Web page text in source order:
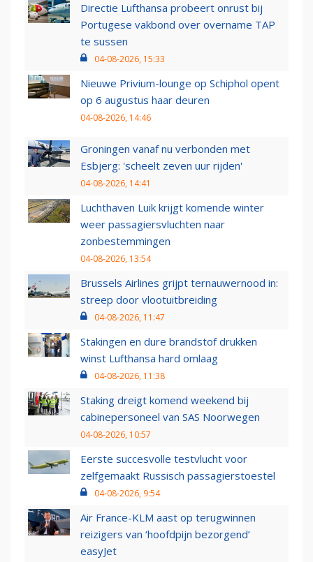
Directie Lufthansa probeert onrust bij
Portugese vakbond over overname TAP
te sussen
04-08-2026, 15:33
Nieuwe Privium-lounge op Schiphol opent
op 6 augustus haar deuren
04-08-2026, 14:46
Groningen vanaf nu verbonden met
Esbjerg: 'scheelt zeven uur rijden'
04-08-2026, 14:41
Luchthaven Luik krijgt komende winter
weer passagiersvluchten naar
zonbestemmingen
04-08-2026, 13:54
Brussels Airlines grijpt ternauwernood in:
streep door vlootuitbreiding
04-08-2026, 11:47
Stakingen en dure brandstof drukken
winst Lufthansa hard omlaag
04-08-2026, 11:38
Staking dreigt komend weekend bij
cabinepersoneel van SAS Noorwegen
04-08-2026, 10:57
Eerste succesvolle testvlucht voor
zelfgemaakt Russisch passagierstoestel
04-08-2026, 9:54
Air France-KLM aast op terugwinnen
reizigers van ‘hoofdpijn bezorgend’
easyJet